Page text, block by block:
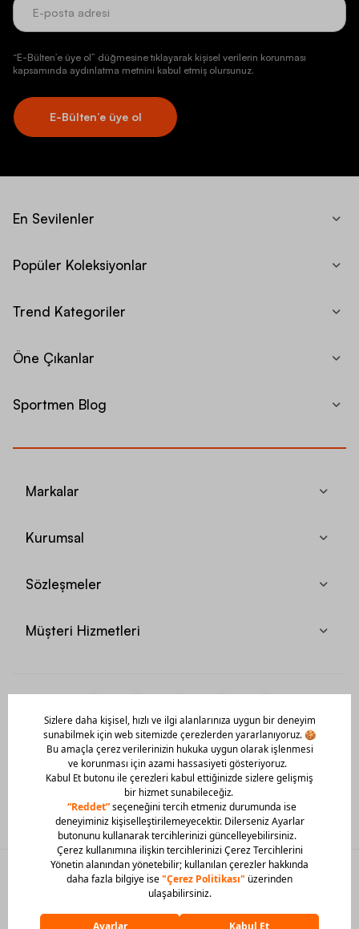
“E-Bülten’e üye ol” düğmesine tıklayarak kişisel verilerin korunması
kapsamında aydınlatma metnini kabul etmiş olursunuz.
E-Bülten’e üye ol
En Sevilenler
Popüler Koleksiyonlar
Trend Kategoriler
Öne Çıkanlar
Sportmen Blog
Markalar
Kurumsal
Sözleşmeler
Müşteri Hizmetleri
Mobil Uygulamamızı Hemen İndir!
© 2026 Barcin Tüm Hakları Saklıdır